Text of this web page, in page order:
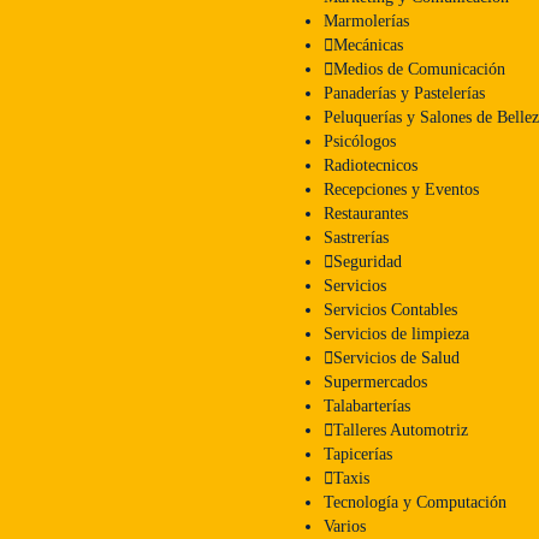
Marmolerías
Mecánicas
Medios de Comunicación
Panaderías y Pastelerías
Peluquerías y Salones de
Psicólogos
Radiotecnicos
Recepciones y Eventos
Restaurantes
Sastrerías
Seguridad
Servicios
Servicios Contables
Servicios de limpieza
Servicios de Salud
Supermercados
Talabarterías
Talleres Automotriz
Tapicerías
Taxis
Tecnología y Computación
Varios